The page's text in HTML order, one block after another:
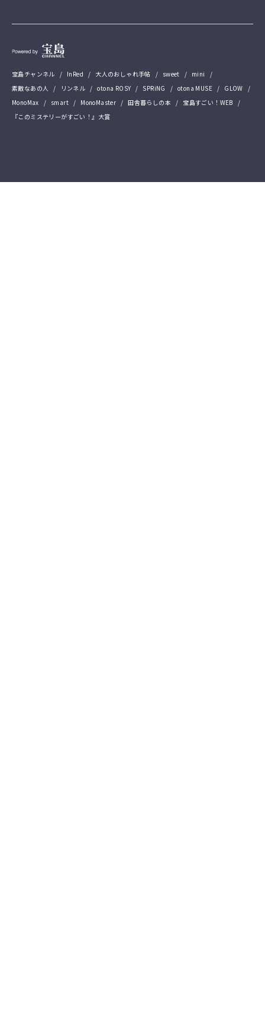
宝島チャンネル InRed 大人のおしゃれ手帖 sweet
mini
素敵なあの人
リンネル otona ROSY SPRiNG otona MUSE
GLOW
MonoMax
smart MonoMaster 田舎暮らしの本
宝島すごい！WEB
『このミステリーがすごい！』大賞